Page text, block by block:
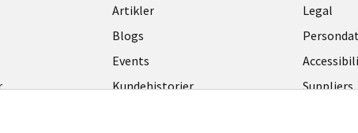
Library
Links
DENMARK
Artikler
Blogs
Events
Kundehistorier
Legal
Legal
Suppliers